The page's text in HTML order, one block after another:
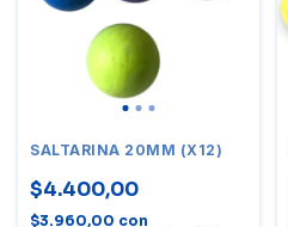
SALTARINA 20MM (X12)
$4.400,00
$3.960,00 con